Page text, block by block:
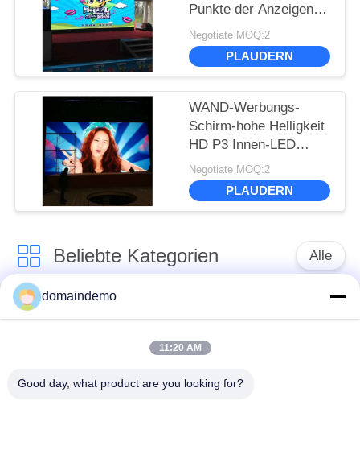
Punkte der Anzeigen-
Videowand-P3
111111/Sqm-Pixel-
Dichte
Negotiate MOQ:2
PLAUDERN
WAND-Werbungs-
Schirm-hohe Helligkeit
HD P3 Innen-LED
Video3 - 15m
Betrachtungs-Abstand
Negotiate MOQ:2
PLAUDERN
Beliebte Kategorien Alle
LED-Display mit
Werbe -LED -Anzeige
farbenreiche geführte
kleines Pixel -Pitch -
domaindemo
11:20 AM
Good day, what product are you looking for?